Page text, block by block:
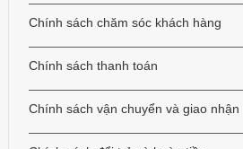
Chính sách chăm sóc khách hàng
Chính sách thanh toán
Chính sách vận chuyển và giao nhận